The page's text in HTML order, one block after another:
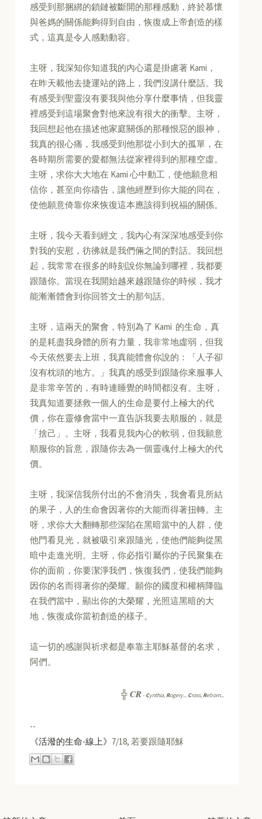
感受到那捆綁的鎖鏈被斷開的那種感動，終於慕懷
與爸媽的關係能夠得到自由，恢復成上帝創造的樣
式，這真是令人感動動容。
主呀，我深知你知道我的內心還是掛慮著 Kami，
在昨天載他去捷運站的路上，我們沒講什麼話。我
有感受到聖靈沒有要我與他分享什麼事情，但我靈
裡感受到這場聚會對他來說有很大的衝擊。主呀，
我回想起他在描述他家庭關係的那種恨惡的眼神，
我真的很心痛，我感受到他那從小到大的孤單，在
各時期所需要的愛都無法從家裡得到的那種空虛。
主呀，求你大大地在 Kami 心中動工，使他願意相
信你，甚至向你禱告，讓他經歷到你大能的同在，
使他願意倚靠你來恢復這本應該得到祝福的關係。
主呀，我今天看到經文，我內心有深深地感受到你
對我的安慰，彷彿就是我們倆之間的對話。我回想
起，我常常在很多的時刻說你無論到哪裡，我都要
跟隨你。當現在我開始越來越跟隨你的時候，我才
能漸漸體會到你回答文士的那句話。
主呀，這兩天的聚會，特別為了 Kami 的生命，真
的是耗盡我身體的所有力量，我非常地虛弱，但我
今天依然要去上班，我真能體會你說的：「人子卻
沒有枕頭的地方。」我真的感受到跟隨你來服事人
是非常辛苦的，有時連睡覺的時間都沒有。主呀，
我真知道要拯救一個人的生命是要付上極大的代
價，你在靈修會當中一直告訴我要去順服的，就是
「捨己」。主呀，我看見我內心的軟弱，但我願意
順服你的旨意，跟隨你去為一個靈魂付上極大的代
價。
主呀，我深信我所付出的不會消失，我會看見所結
的果子，人的生命會因著你的大能而得著扭轉。主
呀，求你大大翻轉那些深陷在黑暗當中的人群，使
他門看見光，就被吸引來跟隨光，使他們能夠從黑
暗中走進光明。主呀，你必指引屬你的子民聚集在
你的面前，你要潔淨我們，恢復我們，使我們能夠
因你的名而得著你的榮耀。願你的國度和權柄降臨
在我們當中，顯出你的大榮耀，光照這黑暗的大
地，恢復成你當初創造的樣子。
這一切的感謝與祈求都是奉靠主耶穌基督的名求，
阿們。
╬CR -Cynthia, Rogery... Cross, Reborn...
--
《活潑的生命-線上》 7/18, 若要跟隨耶穌